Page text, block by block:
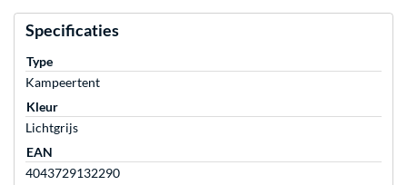
Specificaties
Type
Kampeertent
Kleur
Lichtgrijs
EAN
4043729132290